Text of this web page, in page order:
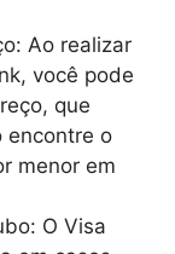
Ao realizar
você pode
que
encontre o
menor em
O Visa